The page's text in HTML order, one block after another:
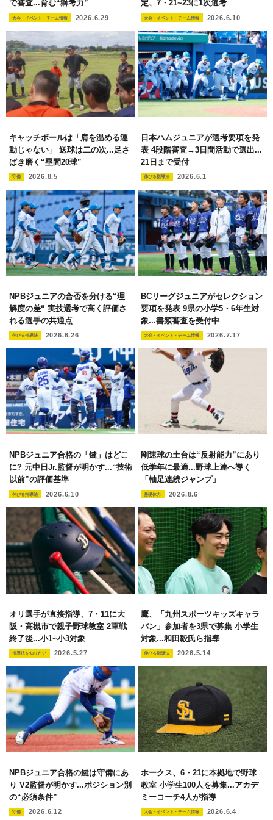
で審査...育む“獅考力”
大会・イベント・チーム情報 2026.6.29
定、7・21~23に1次選考
大会・イベント・チーム情報 2026.6.10
キャッチボールは「肩を温める運
動じゃない」 送球は二の次...足さ
ばき磨く“塁間20球”
守備 2026.8.5
日本ハムジュニアが選考要項を発
表 4段階審査→3日間活動で選出...
21日まで受付
伸びる指導法 2026.6.1
NPBジュニアの合否を分ける“理
解度の差“ 実技選考で高く評価さ
れる選手の共通点
伸びる指導法 2026.6.26
BCリーグジュニアがセレクション
要項を発表 9県の小学5・6年生対
象...書類審査を受付中
大会・イベント・チーム情報 2026.7.17
NPBジュニア合格の「鍵」はどこ
に? 元中日Jr.監督が明かす...“技術
以前”の評価基準
伸びる指導法 2026.6.10
剛速球の土台は“反射能力”にあり
低学年に最適...野球上達へ導く
「軸足連続ジャンプ」
基礎体力 2026.8.6
オリ選手が直接指導、7・11に大
阪・高槻市で親子野球教室 2軍戦
終了後...小1~小3対象
指導法を知りたい 2026.5.27
鷹、「九州スポーツキッズキャラ
バン」参加者を3県で募集 小学生
対象...和田毅氏ら指導
伸びる指導法 2026.5.14
NPBジュニア合格の鍵は守備にあ
り V2監督が明かす...ポジション別
の“必須条件”
守備 2026.6.12
ホークス、6・21に本拠地で野球
教室 小学生100人を募集...アカデ
ミーコーチ4人が指導
大会・イベント・チーム情報 2026.6.4